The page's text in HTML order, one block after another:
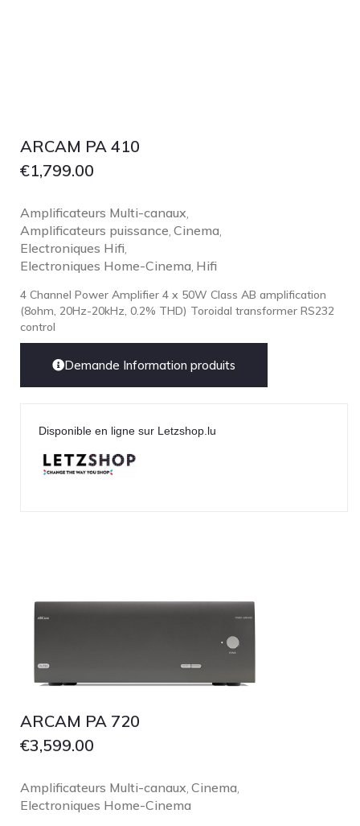
ARCAM PA 410
€1,799.00
Amplificateurs Multi-canaux
Amplificateurs puissance Cinema
Electroniques Hifi
Electroniques Home-Cinema Hifi
4 Channel Power Amplifier 4 x 50W Class AB amplification
(8ohm, 20Hz-20kHz, 0.2% THD) Toroidal transformer RS232
control
Demande Information produits
Disponible en ligne sur Letzshop.lu
ARCAM PA 720
€3,599.00
Amplificateurs Multi-canaux, Cinema,
Electroniques Home-Cinema